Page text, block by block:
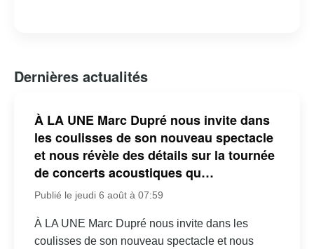
Dernières actualités
À LA UNE Marc Dupré nous invite dans
les coulisses de son nouveau spectacle
et nous révèle des détails sur la tournée
de concerts acoustiques qu…
Publié le jeudi 6 août à 07:59
À LA UNE Marc Dupré nous invite dans les
coulisses de son nouveau spectacle et nous